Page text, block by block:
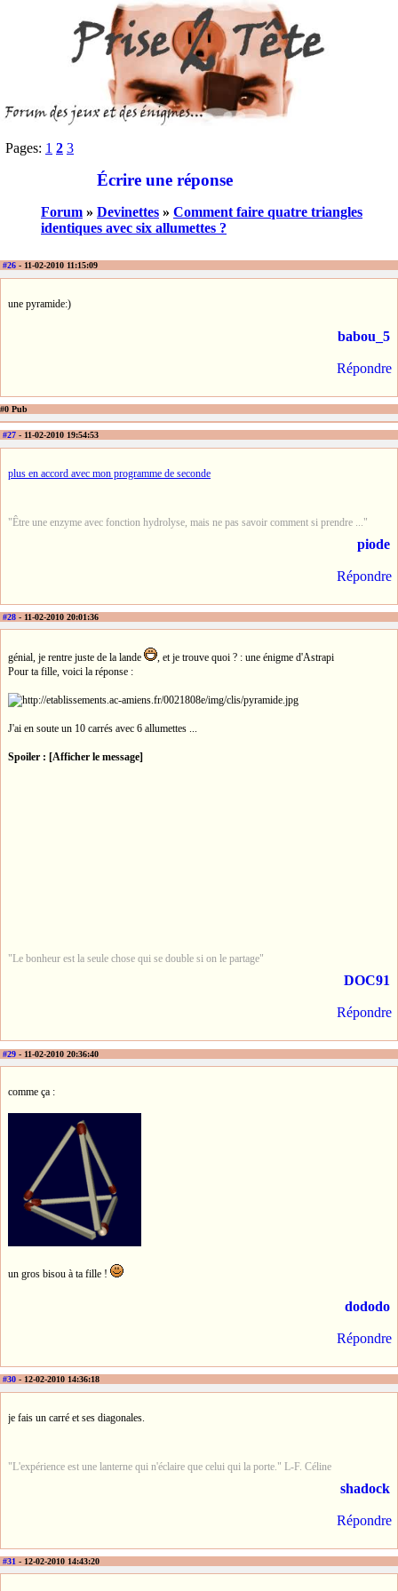
Pages: 1 2 3
Écrire une réponse
Forum » Devinettes » Comment faire quatre triangles
identiques avec six allumettes ?
#26 - 11-02-2010 11:15:09
une pyramide:)
babou_5
Répondre
#0 Pub
#27 - 11-02-2010 19:54:53
plus en accord avec mon programme de seconde
"Être une enzyme avec fonction hydrolyse, mais ne pas savoir comment si prendre ..."
piode
Répondre
#28 - 11-02-2010 20:01:36
génial, je rentre juste de la lande
, et je trouve quoi ? : une énigme d'Astrapi
Pour ta fille, voici la réponse :
J'ai en soute un 10 carrés avec 6 allumettes ...
Spoiler : [Afficher le message]
"Le bonheur est la seule chose qui se double si on le partage"
DOC91
Répondre
#29 - 11-02-2010 20:36:40
comme ça :
un gros bisou à ta fille !
dododo
Répondre
#30 - 12-02-2010 14:36:18
je fais un carré et ses diagonales.
"L'expérience est une lanterne qui n'éclaire que celui qui la porte." L-F. Céline
shadock
Répondre
#31 - 12-02-2010 14:43:20